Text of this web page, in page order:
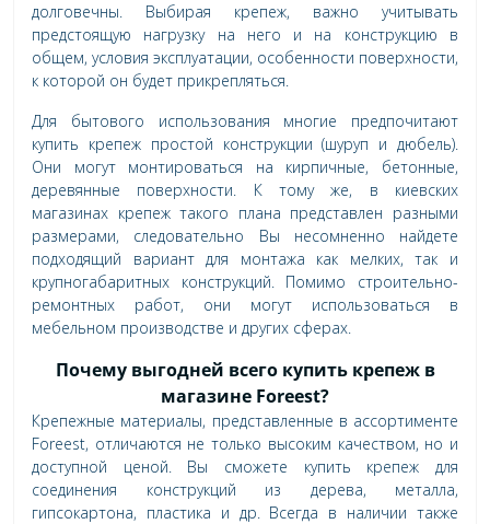
долговечны. Выбирая крепеж, важно учитывать
предстоящую нагрузку на него и на конструкцию в
общем, условия эксплуатации, особенности поверхности,
к которой он будет прикрепляться.
Для бытового использования многие предпочитают
купить крепеж простой конструкции (шуруп и дюбель).
Они могут монтироваться на кирпичные, бетонные,
деревянные поверхности. К тому же, в киевских
магазинах крепеж такого плана представлен разными
размерами, следовательно Вы несомненно найдете
подходящий вариант для монтажа как мелких, так и
крупногабаритных конструкций. Помимо строительно-
ремонтных работ, они могут использоваться в
мебельном производстве и других сферах.
Почему выгодней всего купить крепеж в
магазине Foreest?
Крепежные материалы, представленные в ассортименте
Foreest, отличаются не только высоким качеством, но и
доступной ценой. Вы сможете купить крепеж для
соединения конструкций из дерева, металла,
гипсокартона, пластика и др. Всегда в наличии также